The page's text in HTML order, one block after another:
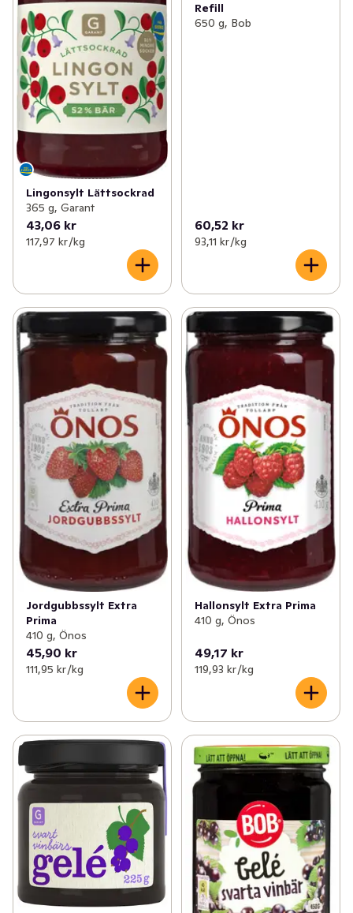
Lingonsylt Lättsockrad
365 g, Garant
43,06 kr
117,97 kr /kg
Refill
650 g, Bob
60,52 kr
93,11 kr /kg
Jordgubbssylt Extra
Prima
410 g, Önos
45,90 kr
111,95 kr /kg
Hallonsylt Extra Prima
410 g, Önos
49,17 kr
119,93 kr /kg